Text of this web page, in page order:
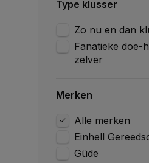
Type klusser
Zo nu en dan
Fanatieke doe-
zelver
Merken
Alle merken
Einhell
Güde